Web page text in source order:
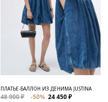
ПЛАТЬЕ-БАЛЛОН ИЗ ДЕНИМА JUSTINA
48 900 ₽ -50% 24 450 ₽